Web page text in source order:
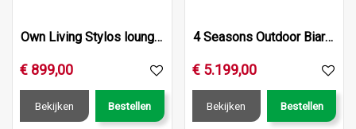
Own Living Stylos lounge set , Sahara dust, Frame ALU Pearl
€ 899,00
Bekijken Bestellen
4 Seasons Outdoor Biarritz low dining set – 5 stoelen + Col…
€ 5.199,00
Bekijken Bestellen